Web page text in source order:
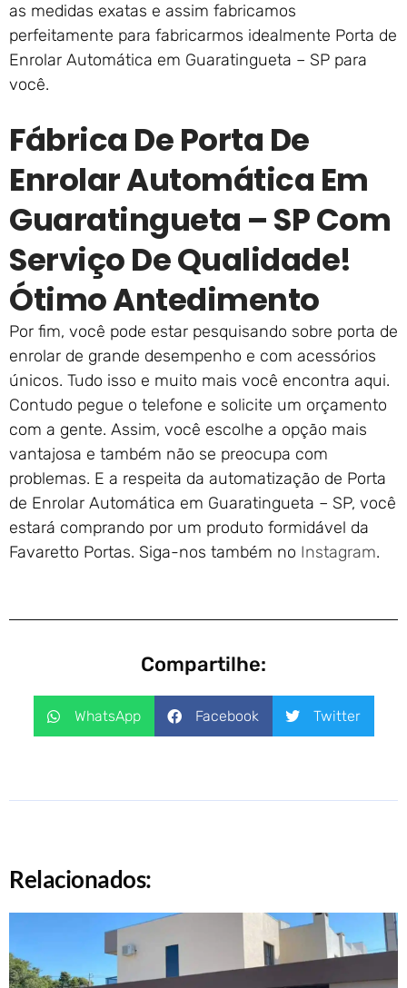
as medidas exatas e assim fabricamos
perfeitamente para fabricarmos idealmente Porta de
Enrolar Automática em Guaratingueta – SP para
você.
Fábrica De Porta De
Enrolar Automática Em
Guaratingueta – SP Com
Serviço De Qualidade!
Ótimo Antedimento
Por fim, você pode estar pesquisando sobre porta de
enrolar de grande desempenho e com acessórios
únicos. Tudo isso e muito mais você encontra aqui.
Contudo pegue o telefone e solicite um orçamento
com a gente. Assim, você escolhe a opção mais
vantajosa e também não se preocupa com
problemas. E a respeita da automatização de Porta
de Enrolar Automática em Guaratingueta – SP, você
estará comprando por um produto formidável da
Favaretto Portas. Siga-nos também no Instagram.
Compartilhe:
WhatsApp Facebook Twitter
Relacionados: